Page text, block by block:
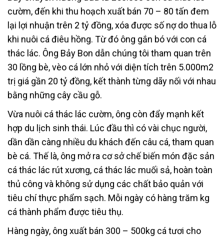
cườm, đến khi thu hoạch xuất bán 70 – 80 tấn đem
lại lợi nhuận trên 2 tỷ đồng, xóa được số nợ do thua lỗ
khi nuôi cá điêu hồng. Từ đó ông gắn bó với con cá
thác lác. Ông Bảy Bon dẫn chúng tôi tham quan trên
30 lồng bè, vèo cá lớn nhỏ với diện tích trên 5.000m2
trị giá gần 20 tỷ đồng, kết thành từng dãy nối với nhau
bằng những cây cầu gỗ.
Vừa nuôi cá thác lác cườm, ông còn đẩy mạnh kết
hợp du lịch sinh thái. Lúc đầu thì có vài chục người,
dần dần càng nhiều du khách đến câu cá, tham quan
bè cá. Thế là, ông mở ra cơ sở chế biến món đặc sản
cá thác lác rút xương, cá thác lác muối sả, hoàn toàn
thủ công và không sử dụng các chất bảo quản với
tiêu chí thực phẩm sạch. Mỗi ngày có hàng trăm kg
cá thành phẩm được tiêu thụ.
Hàng ngày, ông xuất bán 300 – 500kg cá tươi cho